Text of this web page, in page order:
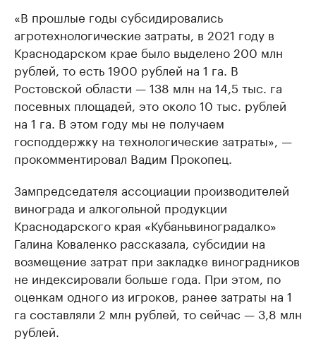
«В прошлые годы субсидировались
агротехнологические затраты, в 2021 году в
Краснодарском крае было выделено 200 млн
рублей, то есть 1900 рублей на 1 га. В
Ростовской области — 138 млн на 14,5 тыс. га
посевных площадей, это около 10 тыс. рублей
на 1 га. В этом году мы не получаем
господдержку на технологические затраты», —
прокомментировал Вадим Прокопец.
Зампредседателя ассоциации производителей
винограда и алкогольной продукции
Краснодарского края «Кубаньвиноградалко»
Галина Коваленко рассказала, субсидии на
возмещение затрат при закладке виноградников
не индексировали больше года. При этом, по
оценкам одного из игроков, ранее затраты на 1
га составляли 2 млн рублей, то сейчас — 3,8 млн
рублей.